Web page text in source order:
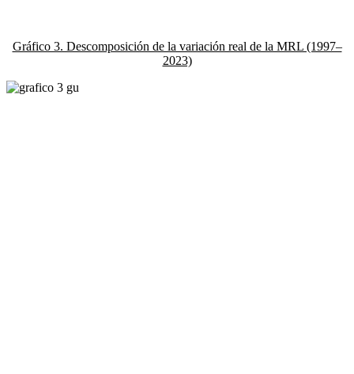
Gráfico 3. Descomposición de la variación real de la MRL (1997–
2023)